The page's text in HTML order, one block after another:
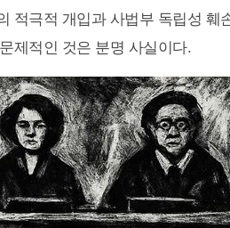
적극적 개입과 사법부 독립성 훼
제적인 것은 분명 사실이다.